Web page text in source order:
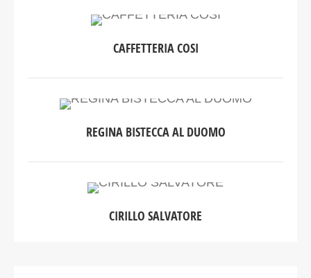
CAFFETTERIA COSI
REGINA BISTECCA AL DUOMO
CIRILLO SALVATORE